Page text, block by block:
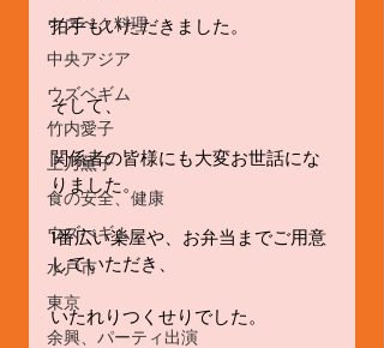
ウズベク料理
中央アジア
ウズベギム
竹内愛子
上乃薫子
食の安全、健康
ウズべギム
水戸市
東京
余興、パーティ出演
拍手もいただきました。
そして、
関係者の皆様にも大変お世話にな
りました。
1番広い楽屋や、お弁当までご用意
していただき、
いたれりつくせりでした。